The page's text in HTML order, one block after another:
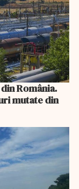
România.
mutate din